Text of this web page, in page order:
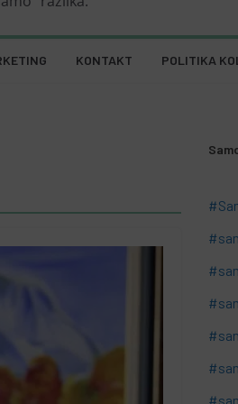
KONTAKT POLITIKA